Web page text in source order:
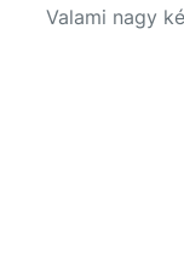
Valami nagy